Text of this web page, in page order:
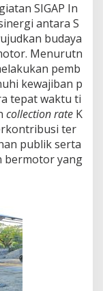
SIGAP In
antara S
budaya
Menurutn
pemb
kewajiban p
tepat waktu ti
collection rate K
ter
publik serta
bermotor yang